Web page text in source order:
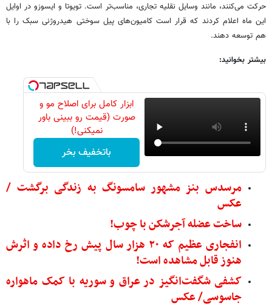
حرکت می‌کنند، مانند وسایل نقلیه تجاری، مناسب‌تر است. تویوتا و ایسوزو در اوایل
این ماه اعلام کردند که قرار است کامیون‌های پیل سوختی هیدروژنی سبک را با
هم توسعه دهند.
بیشتر بخوانید:
ابزار کامل برای اصلاح مو و
صورت (قیمت رو ببینی باور
نمیکنی!)
باتخفیف بخر
مرسدس بنز مشهور سامسونگ به زندگی برگشت /
عکس
ساخت عضله آجرشکن با چوب!
انفجاری عظیم که ۲۰ هزار سال پیش رخ داده و اثرش
هنوز قابل مشاهده است!
کشفی شگفت‌انگیز در عراق و سوریه با کمک ماهواره
جاسوسی/ عکس